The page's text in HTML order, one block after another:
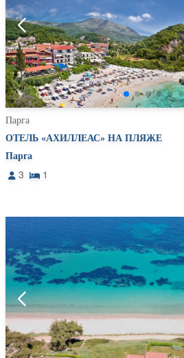
Парга
ОТЕЛЬ «АХИЛЛЕАС» НА ПЛЯЖЕ
Парга
3
1